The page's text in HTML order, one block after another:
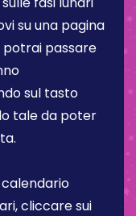
su una pagina
potrai passare
sul tasto
tale da poter
cliccare sui